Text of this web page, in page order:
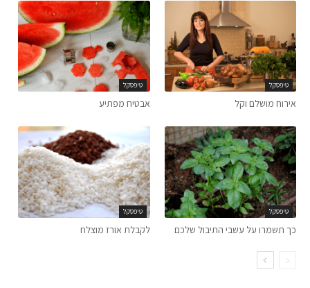
טיפסקל
אירוח מושלם וקל
טיפסקל
אבטיח מפתיע
טיפסקל
כך תשמרו על עשבי התיבול שלכם
טיפסקל
לקבלת אורז מוצלח